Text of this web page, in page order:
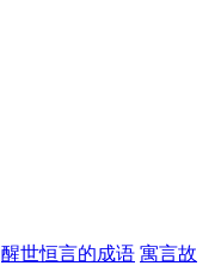
醒世恒言的成语 寓言故